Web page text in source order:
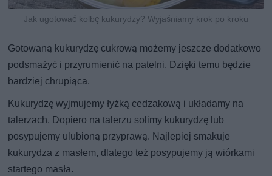
Jak ugotować kolbę kukurydzy? Wyjaśniamy krok po kroku
Gotowaną kukurydzę cukrową możemy jeszcze dodatkowo
podsmażyć i przyrumienić na patelni. Dzięki temu będzie
bardziej chrupiąca.
Kukurydzę wyjmujemy łyżką cedzakową i układamy na
talerzach. Dopiero na talerzu solimy kukurydzę lub
posypujemy ulubioną przyprawą. Najlepiej smakuje
kukurydza z masłem, dlatego też posypujemy ją wiórkami
startego masła.